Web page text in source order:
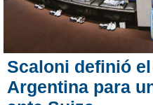
Scaloni definió
Argentina para